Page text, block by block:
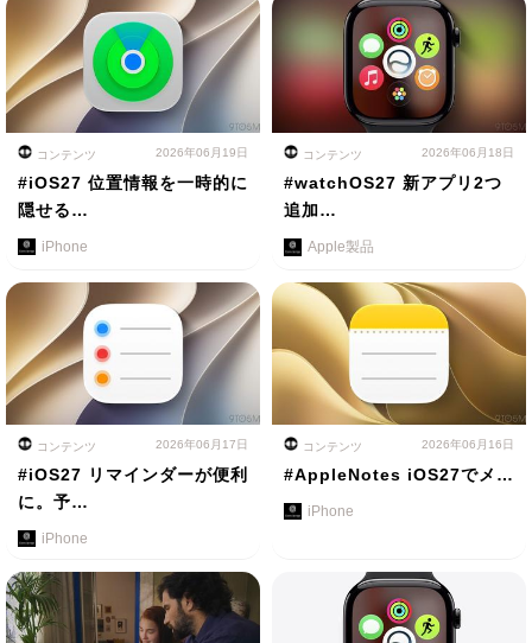
コンテンツ 2026年06月19日
#iOS27 位置情報を一時的に
隠せる…
iPhone
コンテンツ 2026年06月18日
#watchOS27 新アプリ2つ
追加…
Apple製品
コンテンツ 2026年06月17日
#iOS27 リマインダーが便利
に。予…
iPhone
コンテンツ 2026年06月16日
#AppleNotes iOS27でメ…
iPhone